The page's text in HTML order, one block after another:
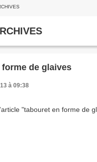
de glaives
à 09:38